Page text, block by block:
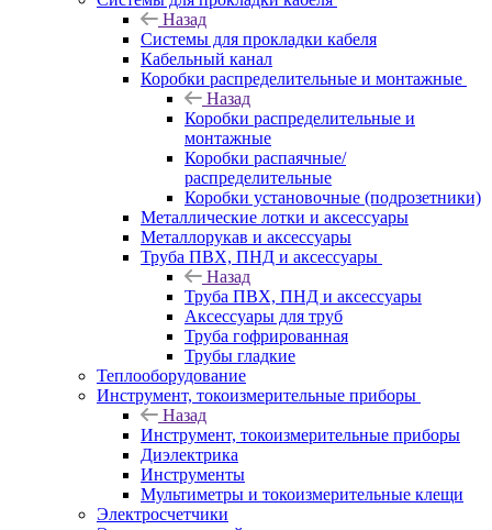
Назад
Системы для прокладки кабеля
Кабельный канал
Коробки распределительные и монтажные
Назад
Коробки распределительные и
монтажные
Коробки распаячные/
распределительные
Коробки установочные (подрозетники)
Металлические лотки и аксессуары
Металлорукав и аксессуары
Труба ПВХ, ПНД и аксессуары
Назад
Труба ПВХ, ПНД и аксессуары
Аксессуары для труб
Труба гофрированная
Трубы гладкие
Теплооборудование
Инструмент, токоизмерительные приборы
Назад
Инструмент, токоизмерительные приборы
Диэлектрика
Инструменты
Мультиметры и токоизмерительные клещи
Электросчетчики